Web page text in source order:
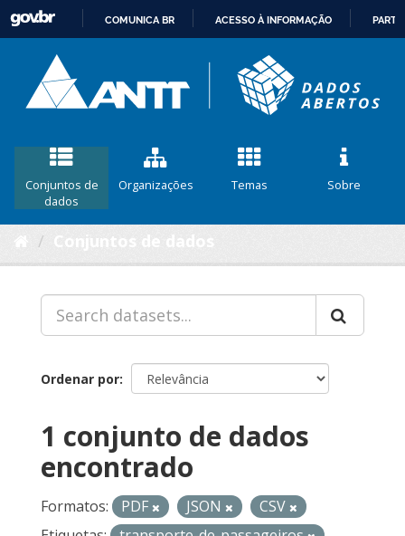
CONTEÚDO
COMUNICA BR ACESSO À INFORMAÇÃO
Conjuntos de
dados
Organizações Temas Sobre
Ordenar por
1 conjunto de dados
encontrado
Formatos: PDF JSON
CSV